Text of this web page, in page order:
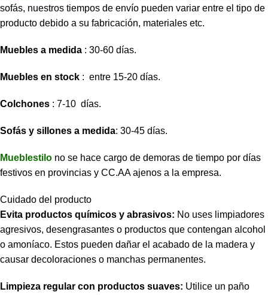
sofás, nuestros tiempos de envío pueden variar entre el tipo de
producto debido a su fabricación, materiales etc.
Muebles a medida : 30-60 días.
Muebles en stock : entre 15-20 días.
Colchones : 7-10 días.
Sofás y sillones a medida: 30-45 días.
Mueblestilo no se hace cargo de demoras de tiempo por días
festivos en provincias y CC.AA ajenos a la empresa.
Cuidado del producto
Evita productos químicos y abrasivos: No uses limpiadores
agresivos, desengrasantes o productos que contengan alcohol
o amoníaco. Estos pueden dañar el acabado de la madera y
causar decoloraciones o manchas permanentes.
Limpieza regular con productos suaves: Utilice un paño